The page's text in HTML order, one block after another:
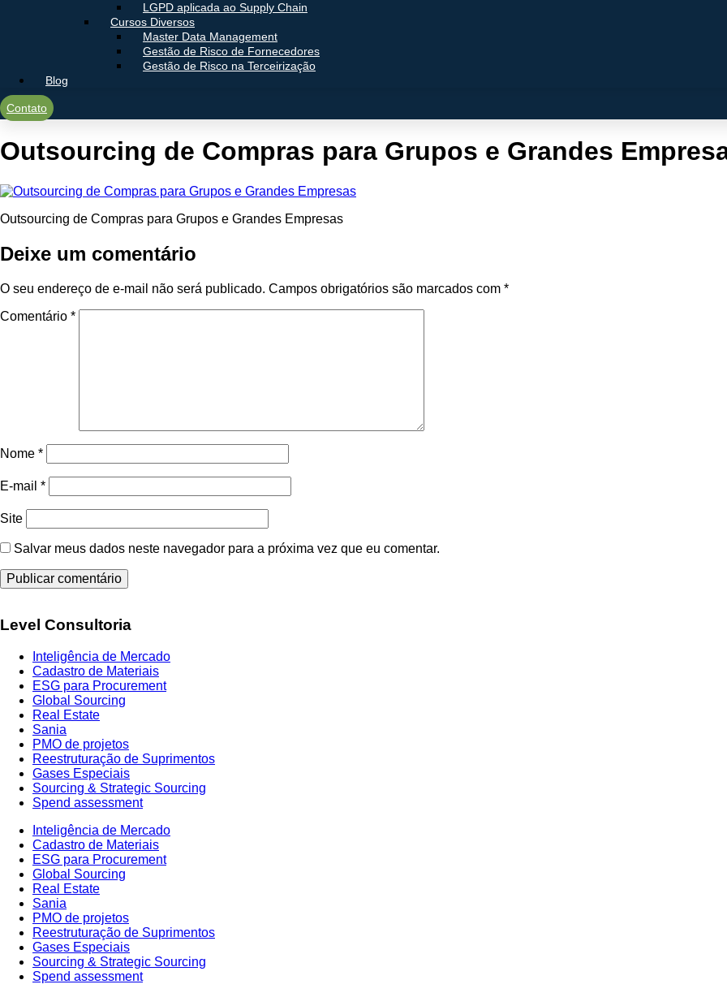
LGPD aplicada ao Supply Chain
Cursos Diversos
Master Data Management
Gestão de Risco de Fornecedores
Gestão de Risco na Terceirização
Blog
Contato
Outsourcing de Compras para Grupos e Grandes
Outsourcing de Compras para Grupos e Grandes Empresas
Deixe um comentário
O seu endereço de e-mail não será publicado. Campos obrigatórios são marcados com *
Comentário *
Nome *
E-mail *
Site
Salvar meus dados neste navegador para a próxima vez que eu comentar.
Level Consultoria
Inteligência de Mercado
Cadastro de Materiais
ESG para Procurement
Global Sourcing
Real Estate
Sania
PMO de projetos
Reestruturação de Suprimentos
Gases Especiais
Sourcing & Strategic Sourcing
Spend assessment
Inteligência de Mercado
Cadastro de Materiais
ESG para Procurement
Global Sourcing
Real Estate
Sania
PMO de projetos
Reestruturação de Suprimentos
Gases Especiais
Sourcing & Strategic Sourcing
Spend assessment